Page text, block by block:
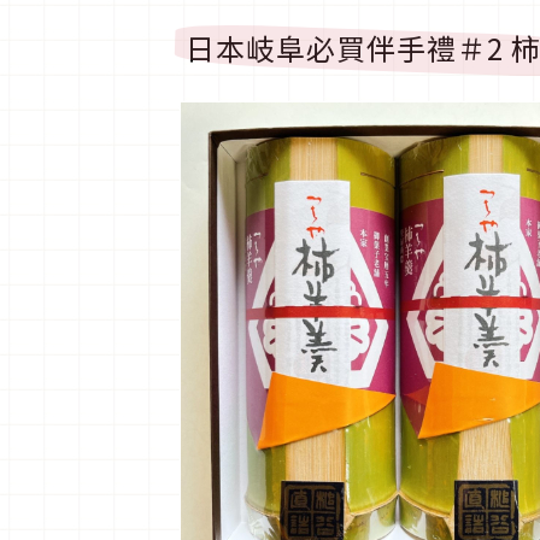
日本岐阜必買伴手禮＃2